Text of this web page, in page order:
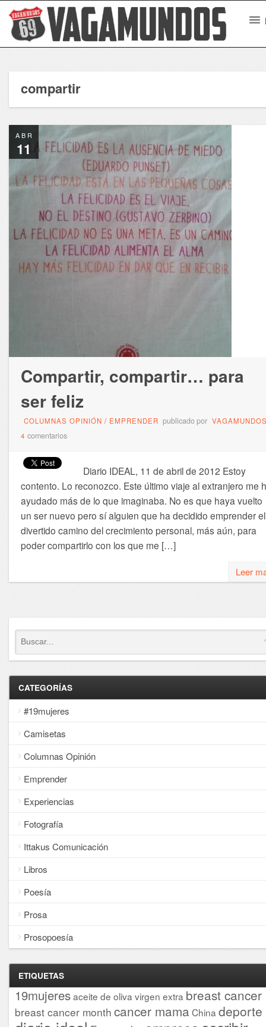
compartir
ABR
11
Compartir, compartir… para
ser feliz
COLUMNAS OPINIÓN / EMPRENDER publicado por
4 comentarios
Diario IDEAL, 11 de abril de 2012 Estoy
contento. Lo reconozco. Este último viaje al extranjero me
ayudado más de lo que imaginaba. No es que haya vuelto
un ser nuevo pero sí alguien que ha decidido emprender el
divertido camino del crecimiento personal, más aún, para
poder compartirlo con los que me […]
Leer
CATEGORÍAS
#19mujeres
Camisetas
Columnas Opinión
Emprender
Experiencias
Fotografía
Ittakus Comunicación
Libros
Poesía
Prosa
Prosopoesía
ETIQUETAS
19mujeresaceite de oliva virgen extra breast cancer
breast cancer month cancer mama China deporte